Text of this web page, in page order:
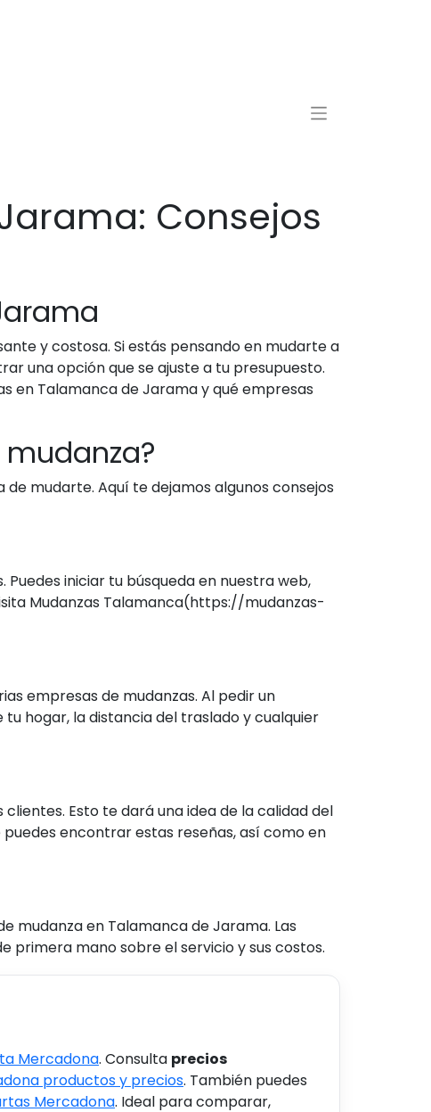
Consejos
y costosa. Si estás pensando en mudarte a
una opción que se ajuste a tu presupuesto.
en Talamanca de Jarama y qué empresas
mudarte. Aquí te dejamos algunos consejos
iniciar tu búsqueda en nuestra web,
Mudanzas Talamanca(https://mudanzas-
empresas de mudanzas. Al pedir un
hogar, la distancia del traslado y cualquier
Esto te dará una idea de la calidad del
encontrar estas reseñas, así como en
mudanza en Talamanca de Jarama. Las
primera mano sobre el servicio y sus costos.
Mercadona. Consulta precios
productos y precios. También puedes
Mercadona. Ideal para comparar,